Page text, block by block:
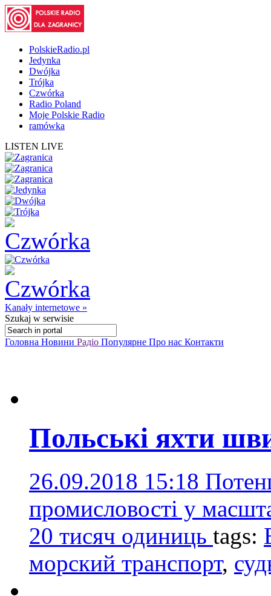
PolskieRadio.pl
Jedynka
Dwójka
Trójka
Czwórka
Radio Poland
Moje Polskie Radio
ramówka
LISTEN LIVE
Kanały internetowe »
Szukaj w serwisie
Головна Новини Радіо Популярне Про нас Контакти
Польські яхти
26.09.2018 15:18
промисловості у
20 тисяч одиниць tags:
морский транспорт,